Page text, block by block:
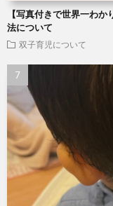
【写真付きで世界一わ
法について
双子育児について